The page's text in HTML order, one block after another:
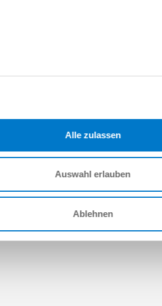
Alle zulassen
Auswahl erlauben
Ablehnen
Data Protection Policy Imprint Contact
© ZIMMER GROUP 2026